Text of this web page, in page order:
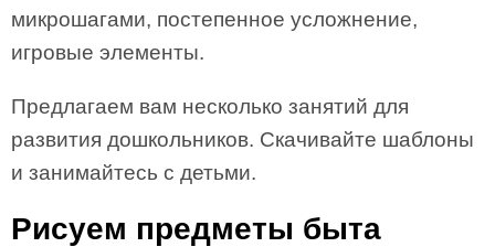
микрошагами, постепенное усложнение,
игровые элементы.
Предлагаем вам несколько занятий для
развития дошкольников. Скачивайте шаблоны
и занимайтесь с детьми.
Рисуем предметы быта